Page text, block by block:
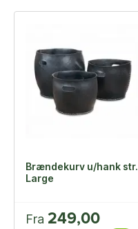
Brændekurv u/hank str.
Large
Fra 249,00